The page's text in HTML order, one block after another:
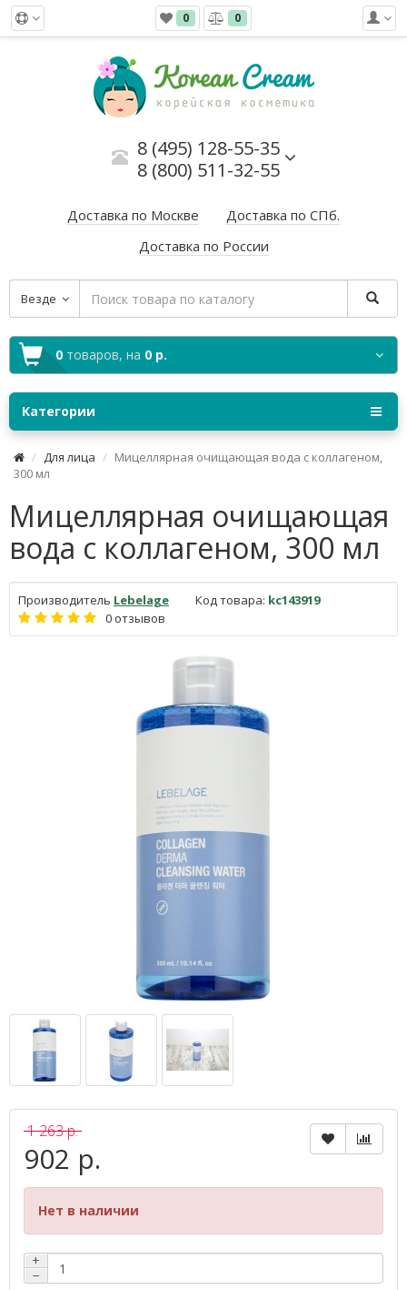
0 0
8 (495) 128-55-35
8 (800) 511-32-55
Доставка по Москве
Доставка по СПб.
Доставка по России
Везде
0 товаров, на 0 р.
Категории
Для лица
Мицеллярная очищающая вода с коллагеном,
300 мл
Мицеллярная очищающая
вода с коллагеном, 300 мл
Производитель Lebelage Код товара: kc143919
0 отзывов
1 263 р.
902 р.
Нет в наличии
+
−